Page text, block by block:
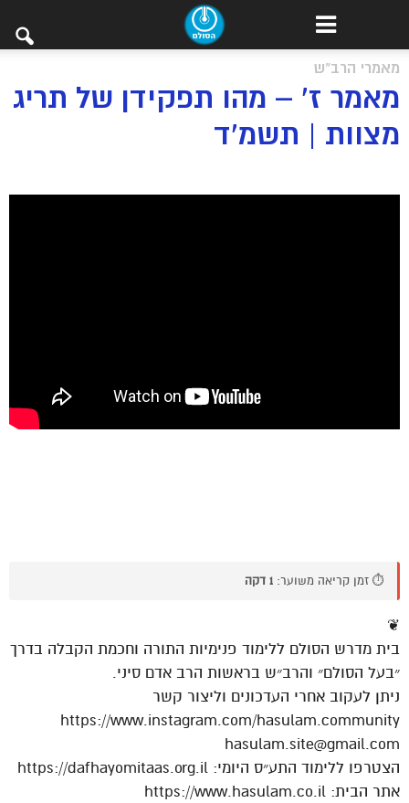
מאמרי הרב"ש
מאמר ז’ – מהו תפקידן של תריג
מצוות | תשמ’ד
⏱️ זמן קריאה משוער: 1 דקה
❦
בית מדרש הסולם ללימוד פנימיות התורה וחכמת הקבלה בדרך
״בעל הסולם״ והרב״ש בראשות הרב אדם סיני.
ניתן לעקוב אחרי העדכונים וליצור קשר
https://www.instagram.com/hasulam.community
hasulam.site@gmail.com
הצטרפו ללימוד התע״ס היומי: https://dafhayomitaas.org.il
אתר הבית: https://www.hasulam.co.il